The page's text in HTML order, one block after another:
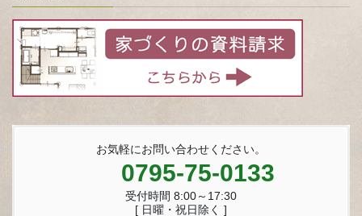
お気軽にお問い合わせください。
0795-75-0133
受付時間 8:00～17:30
[ 日曜・祝日除く ]